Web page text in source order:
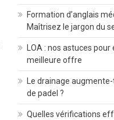
Formation d’anglais
Maîtrisez le jargon du
LOA : nos astuces
meilleure offre
Le drainage
de padel ?
Quelles vérifications